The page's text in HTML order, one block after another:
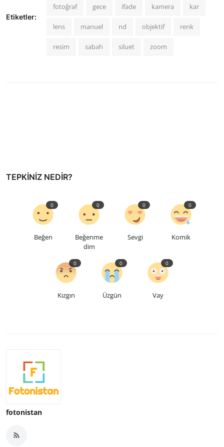
Etiketler:
fotoğraf gece ifade kamera kar
lens manuel nd objektif renk
resim sabah siluet zoom
TEPKINIZ NEDIR?
Beğen
0
Beğenme
dim
0
Sevgi
0
Komik
0
Kızgın
0
Üzgün
0
Vay
0
fotonistan